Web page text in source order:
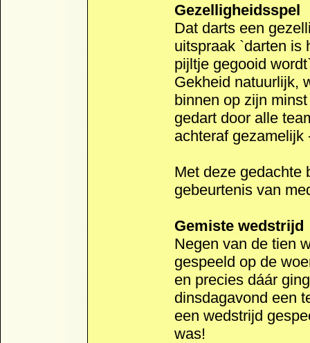
Gezelligheidsspel
Dat darts een
uitspraak `darten is
pijltje gegooid
Gekheid natuurlijk,
binnen op zijn
gedart door alle
achteraf gezamelijk
Met deze gedachte
gebeurtenis van
Gemiste wedstrijd
Negen van de tien
gespeeld op de
en precies dáár
dinsdagavond een
een wedstrijd
was!